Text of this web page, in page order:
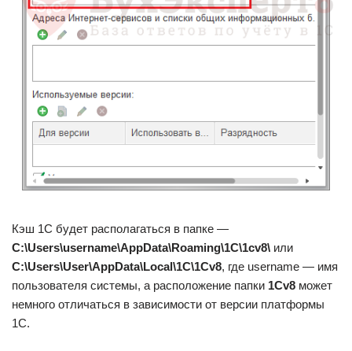
Кэш 1С будет располагаться в папке —
C:\Users\username\AppData\Roaming\1C\1cv8\ или
C:\Users\User\AppData\Local\1C\1Cv8, где username — имя
пользователя системы, а расположение папки 1Cv8 может
немного отличаться в зависимости от версии платформы
1С.